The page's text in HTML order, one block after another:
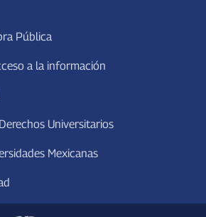
Pública
a la información
Universitarios
Mexicanas